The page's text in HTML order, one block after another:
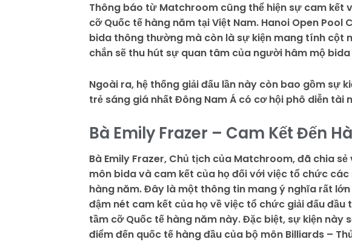
Thông báo từ Matchroom cũng thể hiện sự cam kết
cỡ Quốc tế hàng năm tại Việt Nam. Hanoi Open
bida thông thường mà còn là sự kiện mang tính cột
chắn sẽ thu hút sự quan tâm của người hâm mộ
Ngoài ra, hệ thống giải đấu lần này còn bao gồm sự
trẻ sáng giá nhất Đông Nam Á có cơ hội phô diễn
Bà Emily Frazer – Cam Kết Đến
Bà Emily Frazer, Chủ tịch của Matchroom, đã chia
môn bida và cam kết của họ đối với việc tổ chức
hàng năm. Đây là một thông tin mang ý nghĩa rất
đậm nét cam kết của họ về việc tổ chức giải đấu
tầm cỡ Quốc tế hàng năm này. Đặc biệt, sự kiện này
điểm đến quốc tế hàng đầu của bộ môn Billiards –